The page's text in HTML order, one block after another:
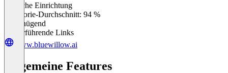
Einfache Einrichtung
Kategorie-Durchschnitt: 94 %
Ungenügend
Weiterführende Links
www.bluewillow.ai
Allgemeine Features